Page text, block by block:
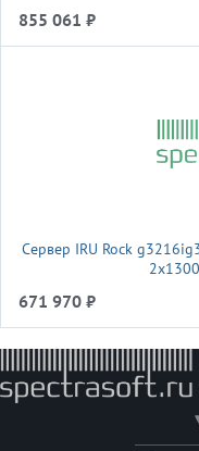
855 061 ₽
Сервер IRU Rock
671 970 ₽